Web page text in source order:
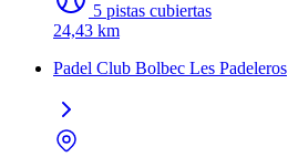
5 pistas cubiertas
24,43 km
Padel Club Bolbec Les Padeleros